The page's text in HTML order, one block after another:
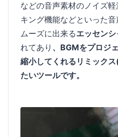
などの音声素材のノイズ
キング機能などといった
ムーズに出来るエッセン
れてあり 、BGMをプロジ
縮小してくれるリミック
たいツールです。